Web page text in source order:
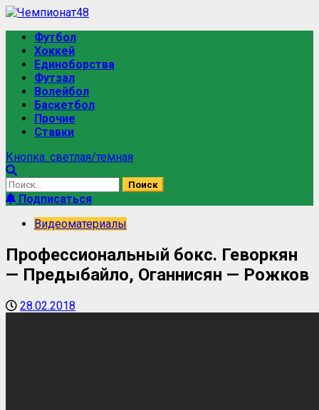
Футбол
Хоккей
Единоборства
Футзал
Волейбол
Баскетбол
Прочие
Ставки
Кнопка: светлая/темная
Подписаться
Видеоматериалы
Профессиональный бокс. Геворкян
— Предыбайло, Оганнисян — Рожков
28.02.2018